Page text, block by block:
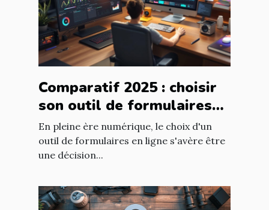
Comparatif 2025 : choisir
son outil de formulaires
en ligne selon ses besoins
En pleine ère numérique, le choix d'un
outil de formulaires en ligne s'avère être
une décision...